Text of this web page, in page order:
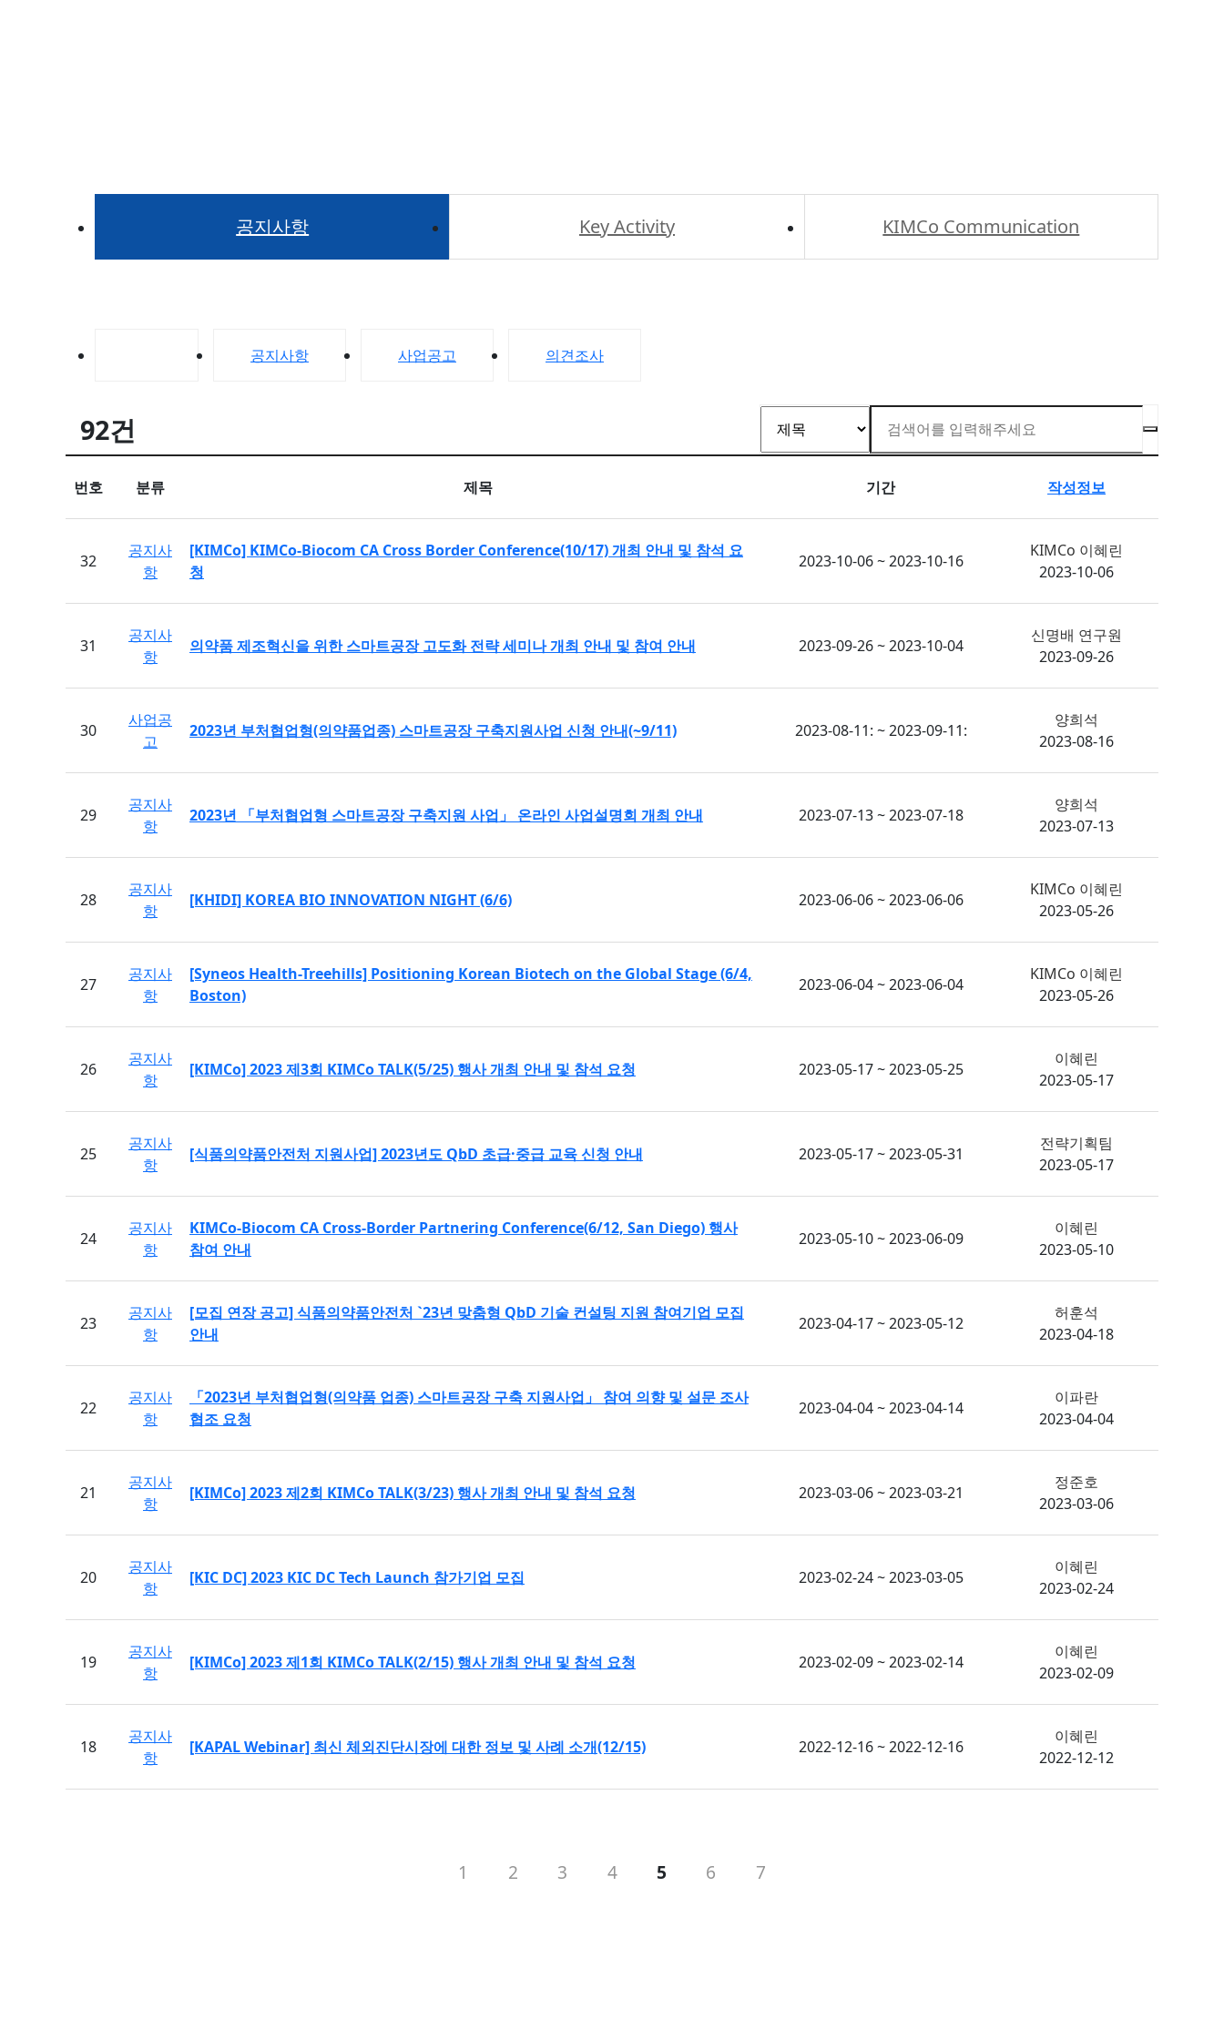
공지사항 Key Activity KIMCo Communication
공지사항 사업공고 의견조사
92건
번호 분류 제목 기간 작성정보
32
공지사
항
[KIMCo] KIMCo-Biocom CA Cross Border Conference(10/17) 개최 안내 및 참석 요
청
2023-10-06 ~ 2023-10-16
KIMCo 이혜린
2023-10-06
31
공지사
항
의약품 제조혁신을 위한 스마트공장 고도화 전략 세미나 개최 안내 및 참여 안내 2023-09-26 ~ 2023-10-04
신명배 연구원
2023-09-26
30
사업공
고
2023년 부처협업형(의약품업종) 스마트공장 구축지원사업 신청 안내(~9/11) 2023-08-11: ~ 2023-09-11:
양희석
2023-08-16
29
공지사
항
2023년 「부처협업형 스마트공장 구축지원 사업」 온라인 사업설명회 개최 안내 2023-07-13 ~ 2023-07-18
양희석
2023-07-13
28
공지사
항
[KHIDI] KOREA BIO INNOVATION NIGHT (6/6) 2023-06-06 ~ 2023-06-06
KIMCo 이혜린
2023-05-26
27
공지사
항
[Syneos Health-Treehills] Positioning Korean Biotech on the Global Stage (6/4,
Boston)
2023-06-04 ~ 2023-06-04
KIMCo 이혜린
2023-05-26
26
공지사
항
[KIMCo] 2023 제3회 KIMCo TALK(5/25) 행사 개최 안내 및 참석 요청 2023-05-17 ~ 2023-05-25
이혜린
2023-05-17
25
공지사
항
[식품의약품안전처 지원사업] 2023년도 QbD 초급·중급 교육 신청 안내 2023-05-17 ~ 2023-05-31
전략기획팀
2023-05-17
24
공지사
항
KIMCo-Biocom CA Cross-Border Partnering Conference(6/12, San Diego) 행사
참여 안내
2023-05-10 ~ 2023-06-09
이혜린
2023-05-10
23
공지사
항
[모집 연장 공고] 식품의약품안전처 `23년 맞춤형 QbD 기술 컨설팅 지원 참여기업 모집
안내
2023-04-17 ~ 2023-05-12
허훈석
2023-04-18
22
공지사
항
「2023년 부처협업형(의약품 업종) 스마트공장 구축 지원사업」 참여 의향 및 설문 조사
협조 요청
2023-04-04 ~ 2023-04-14
이파란
2023-04-04
21
공지사
항
[KIMCo] 2023 제2회 KIMCo TALK(3/23) 행사 개최 안내 및 참석 요청 2023-03-06 ~ 2023-03-21
정준호
2023-03-06
20
공지사
항
[KIC DC] 2023 KIC DC Tech Launch 참가기업 모집 2023-02-24 ~ 2023-03-05
이혜린
2023-02-24
19
공지사
항
[KIMCo] 2023 제1회 KIMCo TALK(2/15) 행사 개최 안내 및 참석 요청 2023-02-09 ~ 2023-02-14
이혜린
2023-02-09
18
공지사
항
[KAPAL Webinar] 최신 체외진단시장에 대한 정보 및 사례 소개(12/15) 2022-12-16 ~ 2022-12-16
이혜린
2022-12-12
1 2 3 4 5 6 7